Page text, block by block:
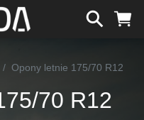
Opony letnie 175/70 R12
70 R12